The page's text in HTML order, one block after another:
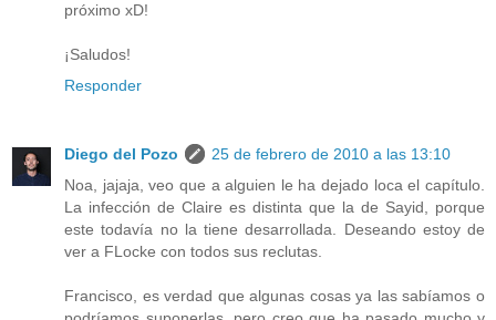
próximo xD!
¡Saludos!
Responder
Diego del Pozo
25 de febrero de 2010 a las 13:10
Noa, jajaja, veo que a alguien le ha dejado loca el capítulo.
La infección de Claire es distinta que la de Sayid, porque
este todavía no la tiene desarrollada. Deseando estoy de
ver a FLocke con todos sus reclutas.
Francisco, es verdad que algunas cosas ya las sabíamos o